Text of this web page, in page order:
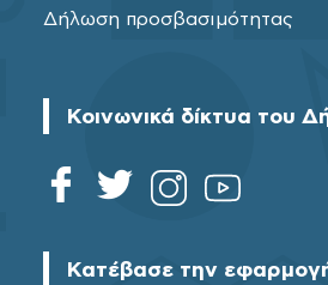
Δήλωση προσβασιμότητας
Κοινωνικά δίκτυα του
Κατέβασε την